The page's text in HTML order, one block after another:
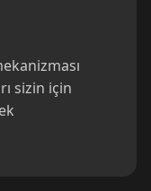
sizin için